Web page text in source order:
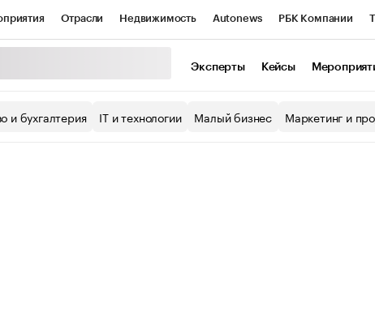
Отрасли Недвижимость Autonews РБК Компании
Спецпроекты Экономика
Эксперты Кейсы
и бухгалтерия IT и технологии Малый бизнес Маркетинг и